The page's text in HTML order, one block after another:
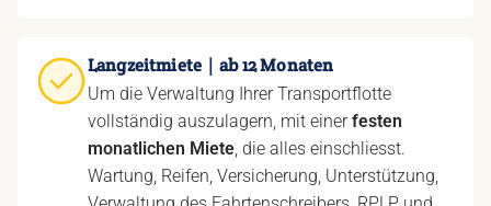
Langzeitmiete｜ab 12 Monaten
Um die Verwaltung Ihrer Transportflotte
vollständig auszulagern, mit einerfesten
monatlichen Miete, die alles einschliesst.
Wartung, Reifen, Versicherung, Unterstützung,